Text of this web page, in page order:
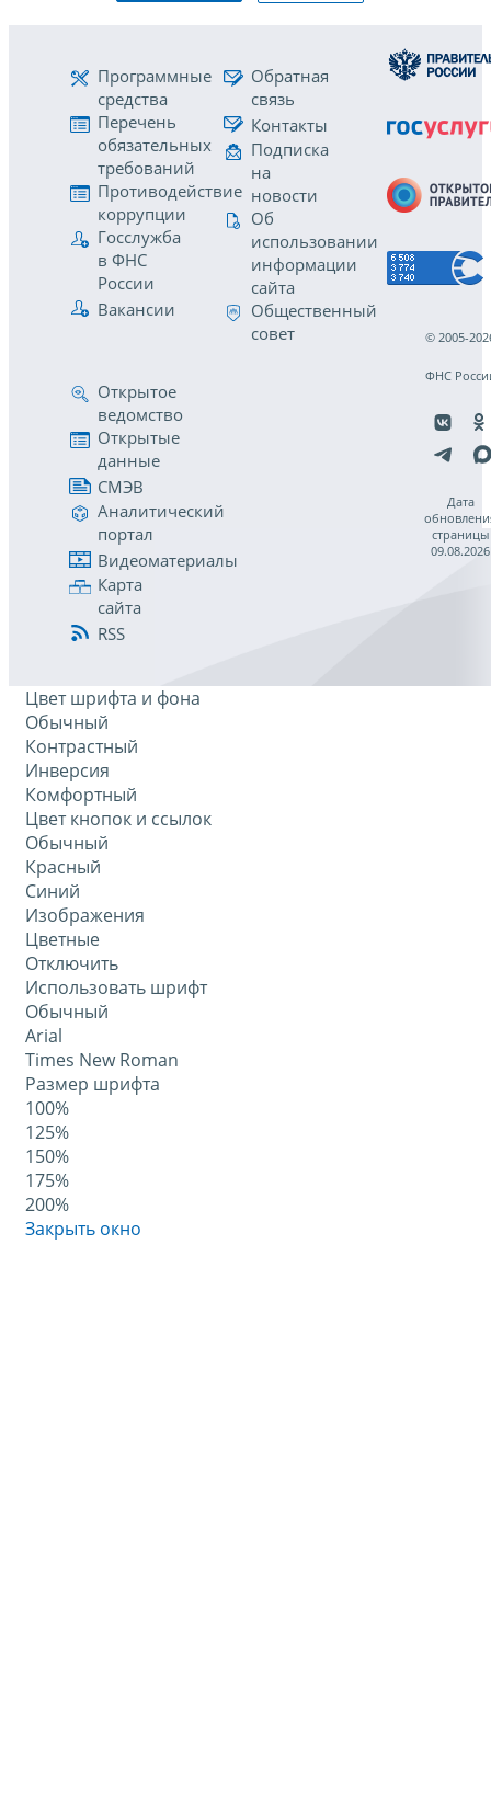
Программные
средства
Перечень
обязательных
требований
Противодействие
коррупции
Госслужба
в ФНС
России
Вакансии
Обратная
связь
Контакты
Подписка
на
новости
Об
использовании
информации
сайта
Общественный
совет
Открытое
ведомство
Открытые
данные
СМЭВ
Аналитический
портал
Видеоматериалы
Карта
сайта
RSS
© 2005-
ФНС
Дата
страницы
09.08.2026
Цвет шрифта и фона
Обычный
Контрастный
Инверсия
Комфортный
Цвет кнопок и ссылок
Обычный
Красный
Синий
Изображения
Цветные
Отключить
Использовать шрифт
Обычный
Arial
Times New Roman
Размер шрифта
100%
125%
150%
175%
200%
Закрыть окно